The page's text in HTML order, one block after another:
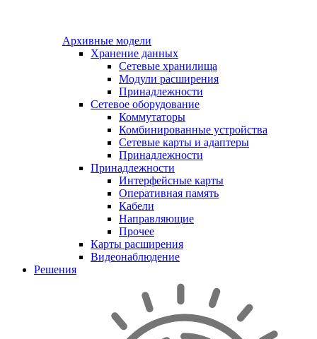
Архивные модели
Хранение данных
Сетевые хранилища
Модули расширения
Принадлежности
Сетевое оборудование
Коммутаторы
Комбинированные устройства
Сетевые карты и адаптеры
Принадлежности
Принадлежности
Интерфейсные карты
Оперативная память
Кабели
Направляющие
Прочее
Карты расширения
Видеонаблюдение
Решения